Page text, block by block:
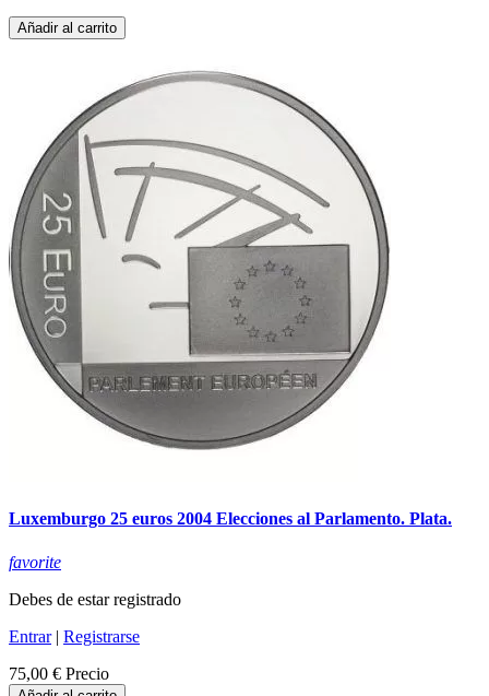
Añadir al carrito
Luxemburgo 25 euros 2004 Elecciones al Parlamento. Plata.
favorite
Debes de estar registrado
Entrar| Registrarse
75,00 € Precio